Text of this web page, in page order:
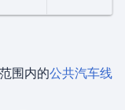
围内的公共汽车线